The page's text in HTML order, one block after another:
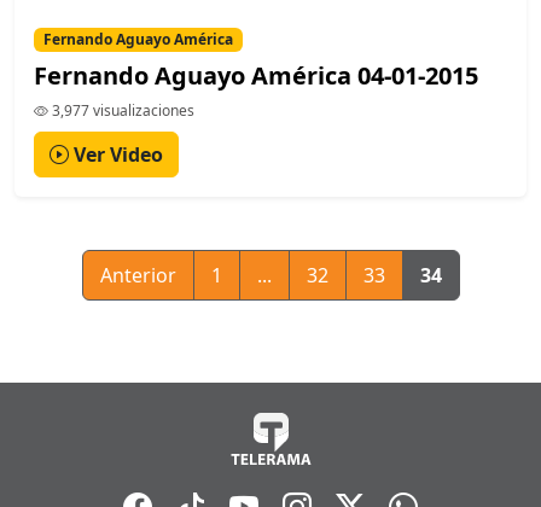
Fernando Aguayo América
Fernando Aguayo América 04-01-2015
3,977 visualizaciones
Ver Video
Anterior 1 ... 32 33 34